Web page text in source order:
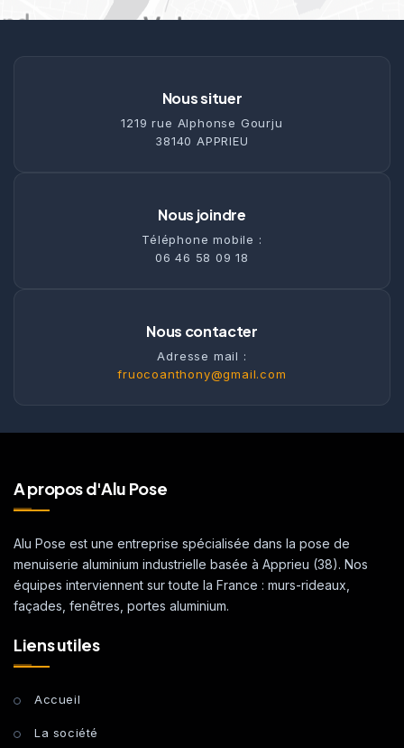
Nous situer
1219 rue Alphonse Gourju
38140 APPRIEU
Nous joindre
Téléphone mobile :
06 46 58 09 18
Nous contacter
Adresse mail :
fruocoanthony@gmail.com
A propos d'Alu Pose
Alu Pose est une entreprise spécialisée dans la pose de
menuiserie aluminium industrielle basée à Apprieu (38). Nos
équipes interviennent sur toute la France : murs-rideaux,
façades, fenêtres, portes aluminium.
Liens utiles
Accueil
La société